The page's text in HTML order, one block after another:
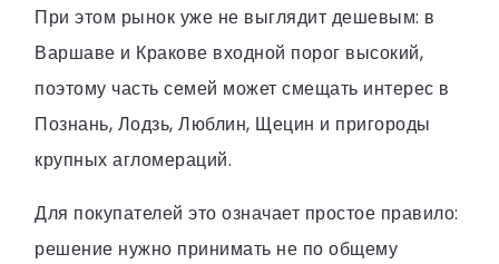
При этом рынок уже не выглядит дешевым: в
Варшаве и Кракове входной порог высокий,
поэтому часть семей может смещать интерес в
Познань, Лодзь, Люблин, Щецин и пригороды
крупных агломераций.
Для покупателей это означает простое правило:
решение нужно принимать не по общему